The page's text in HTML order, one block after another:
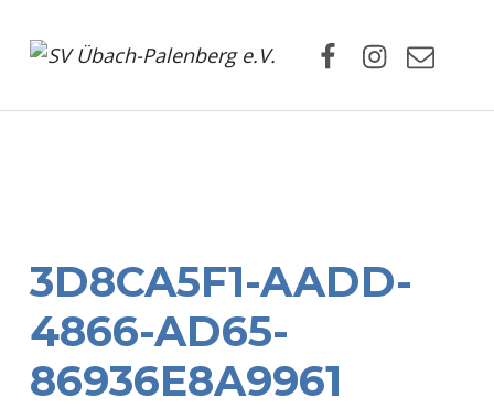
3D8CA5F1-AADD-
4866-AD65-
86936E8A9961